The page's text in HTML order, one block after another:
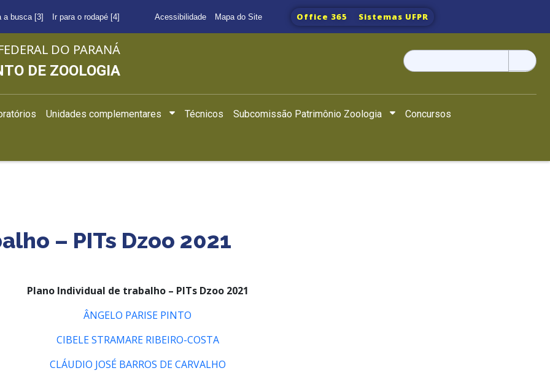
a busca [3] Ir para o rodapé [4] Acessibilidade Mapa do Site Office 365 Sistemas UFPR
DO PARANÁ
DE ZOOLOGIA
Pesquisar
por:
Unidades complementares Técnicos Subcomissão Patrimônio Zoologia Concursos
– PITs Dzoo 2021
Plano Individual de trabalho – PITs Dzoo 2021
ÂNGELO PARISE PINTO
CIBELE STRAMARE RIBEIRO-COSTA
CLÁUDIO JOSÉ BARROS DE CARVALHO